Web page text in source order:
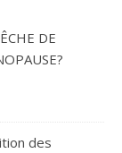
DE
des